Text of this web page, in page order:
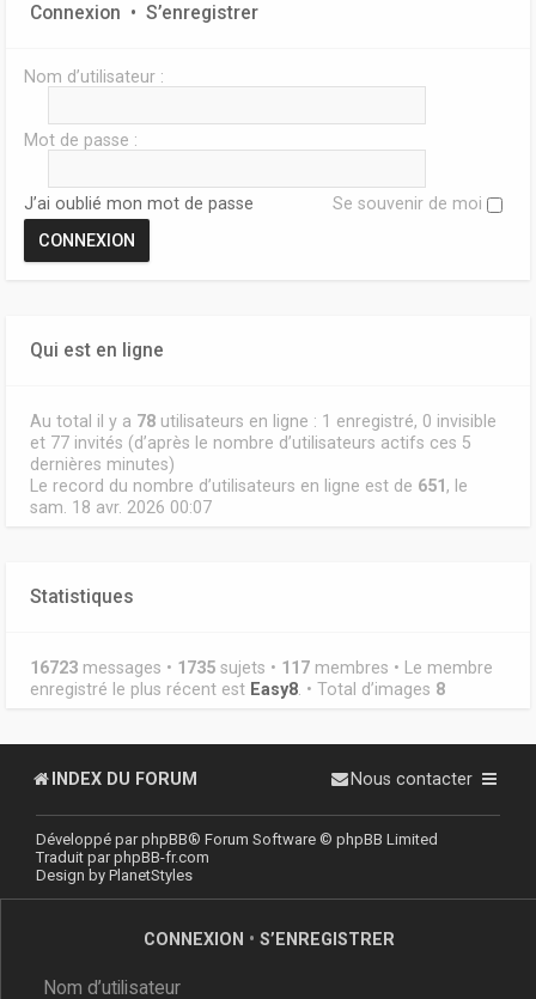
Connexion • S’enregistrer
Nom d’utilisateur :
Mot de passe :
J’ai oublié mon mot de passe Se souvenir de moi
Qui est en ligne
Au total il y a 78 utilisateurs en ligne : 1 enregistré, 0 invisible
et 77 invités (d’après le nombre d’utilisateurs actifs ces 5
dernières minutes)
Le record du nombre d’utilisateurs en ligne est de 651 , le
sam. 18 avr. 2026 00:07
Statistiques
16723 messages • 1735 sujets • 117 membres • Le membre
enregistré le plus récent est Easy8 . • Total d’images 8
INDEX DU FORUM Nous contacter
Développé parphpBB® Forum Software © phpBB Limited
Traduit parphpBB-fr.com
Design by PlanetStyles
CONNEXION • S’ENREGISTRER